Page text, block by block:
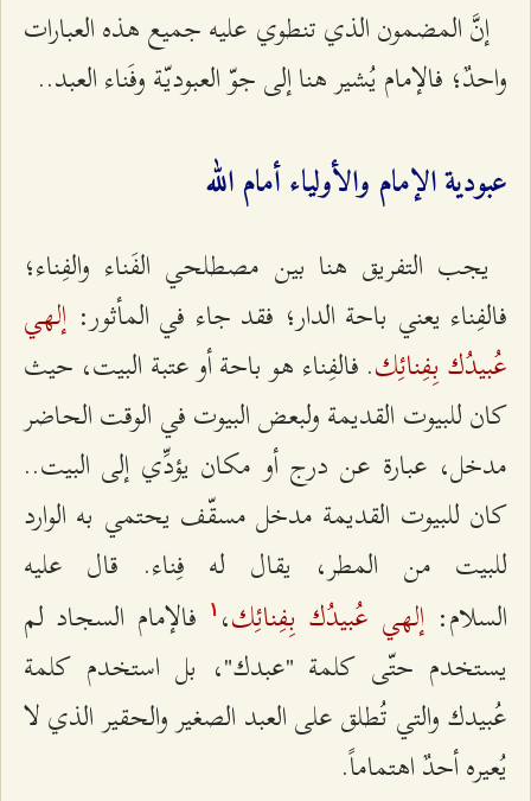
إنَّ المضمون الذي تنطوي عليه جميع هذه العبارات
واحدٌ؛ فالإمام يُشير هنا إلى جوّ العبوديّة وفَناء العبد..
عبودية الإمام والأولياء أمام الله
يجب التفريق هنا بين مصطلحي الفَناء والفِناء؛
فالفِناء يعني باحة الدار؛ فقد جاء في المأثور: إلهي
عُبيدُك بِفِنائِك. فالفِناء هو باحة أو عتبة البيت، حيث
كان للبيوت القديمة ولبعض البيوت في الوقت الحاضر
مدخل، عبارة عن درج أو مكان يؤدِّي إلى البيت..
كان للبيوت القديمة مدخل مسقّف يحتمي به الوارد
للبيت من المطر، يقال له فِناء. قال عليه
السلام: إلهي عُبيدُك بِفِنائِك، ۱
فالإمام السجاد لم
يستخدم حتّى كلمة "عبدك"، بل استخدم كلمة
عُبيدك والتي تُطلق على العبد الصغير والحقير الذي لا
يُعيره أحدٌ اهتماماً.